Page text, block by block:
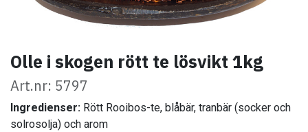
Olle i skogen rött te lösvikt 1kg
Art.nr: 5797
Ingredienser: Rött Rooibos-te, blåbär, tranbär (socker och
solrosolja) och arom